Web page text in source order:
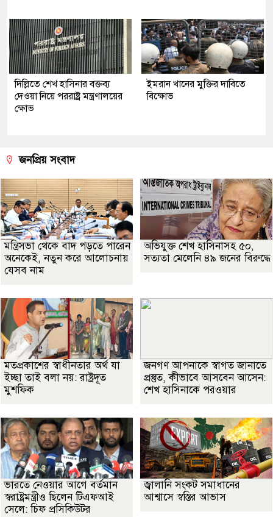
দিল্লিতে শেখ হাসিনার বক্তব্য
দেওয়া নিয়ে পররাষ্ট্র মন্ত্রণালয়ের
ক্ষোভ
ইমরান খানের মুক্তির দাবিতে
বিক্ষোভ
জনপ্রিয় সংবাদ
মন্ত্রিসভা থেকে বাদ পড়তে পারেন
অনেকেই, নতুন করে আলোচনায়
যেসব নাম
অভিযুক্ত শেখ হাসিনাসহ ৫০,
সত্যতা মেলেনি ৪৯ জনের বিরুদ্ধে
মতপ্রকাশের স্বাধীনতার অর্থ যা
ইচ্ছা তাই বলা নয়: রাষ্ট্রদূত
মুশফিক
জনগণ আপনাকে স্বাগত জানাতে
প্রস্তুত, কীভাবে আসবেন আসেন:
শেখ হাসিনাকে পরওয়ার
ভারতে নেওয়ার আগে বর্তমান
স্বরাষ্ট্রমন্ত্রীও ছিলেন টিএফআই
সেলে: চিফ প্রসিকিউটর
জ্বালানি সংকট সমাধানের
আশ্বাসে স্বস্তির আভাস